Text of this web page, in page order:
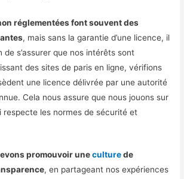
réglementées font souvent des
, mais sans la garantie d’une licence, il
de s’assurer que nos intérêts sont
des sites de paris en ligne, vérifions
une licence délivrée par une autorité
Cela nous assure que nous jouons sur
respecte les normes de sécurité et
promouvoir uneculturede
, en partageant nos expériences